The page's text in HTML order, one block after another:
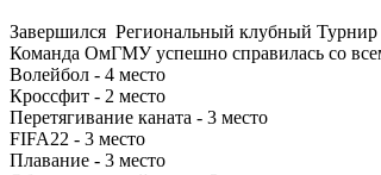
Завершился Региональный клубный
Команда ОмГМУ успешно справилась со
Волейбол - 4 место
Кроссфит - 2 место
Перетягивание каната - 3 место
FIFA22 - 3 место
Плавание - 3 место